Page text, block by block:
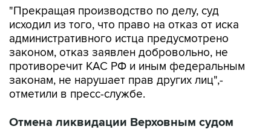
"Прекращая производство по делу, суд
исходил из того, что право на отказ от иска
административного истца предусмотрено
законом, отказ заявлен добровольно, не
противоречит КАС РФ и иным федеральным
законам, не нарушает прав других лиц",-
отметили в пресс-службе.
Отмена ликвидации Верховным судом